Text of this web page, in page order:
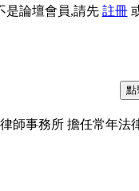
是論壇會員,請先 註冊
師事務所 擔任常年法